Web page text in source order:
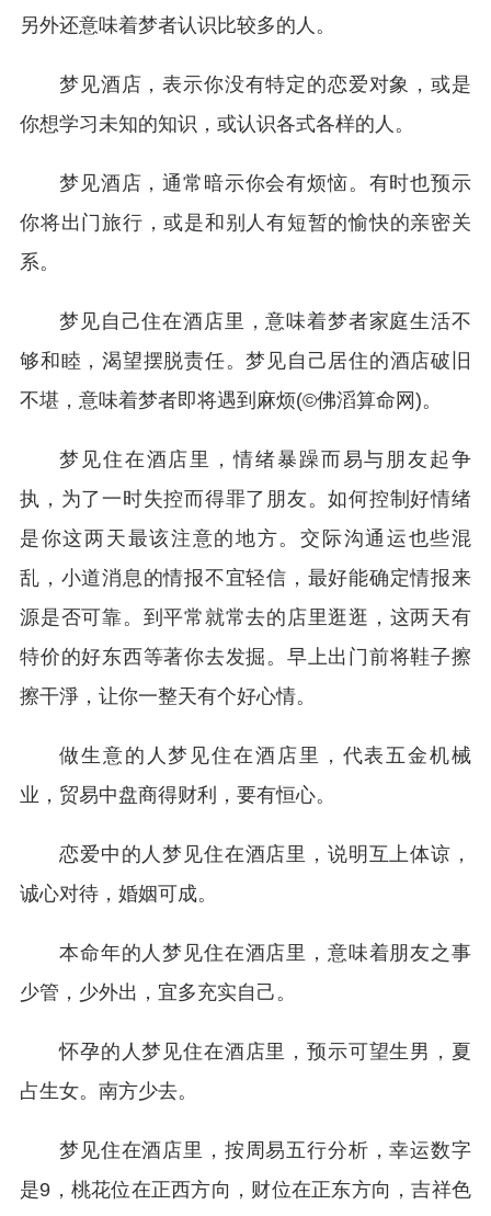
另外还意味着梦者认识比较多的人。
梦见酒店，表示你没有特定的恋爱对象，或是
你想学习未知的知识，或认识各式各样的人。
梦见酒店，通常暗示你会有烦恼。有时也预示
你将出门旅行，或是和别人有短暂的愉快的亲密关
系。
梦见自己住在酒店里，意味着梦者家庭生活不
够和睦，渴望摆脱责任。梦见自己居住的酒店破旧
不堪，意味着梦者即将遇到麻烦(©佛滔算命网)。
梦见住在酒店里，情绪暴躁而易与朋友起争
执，为了一时失控而得罪了朋友。如何控制好情绪
是你这两天最该注意的地方。交际沟通运也些混
乱，小道消息的情报不宜轻信，最好能确定情报来
源是否可靠。到平常就常去的店里逛逛，这两天有
特价的好东西等著你去发掘。早上出门前将鞋子擦
擦干淨，让你一整天有个好心情。
做生意的人梦见住在酒店里，代表五金机械
业，贸易中盘商得财利，要有恒心。
恋爱中的人梦见住在酒店里，说明互上体谅，
诚心对待，婚姻可成。
本命年的人梦见住在酒店里，意味着朋友之事
少管，少外出，宜多充实自己。
怀孕的人梦见住在酒店里，预示可望生男，夏
占生女。南方少去。
梦见住在酒店里，按周易五行分析，幸运数字
是9，桃花位在正西方向，财位在正东方向，吉祥色